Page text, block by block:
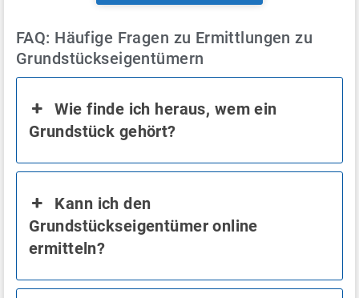
FAQ: Häufige Fragen zu Ermittlungen zu
Grundstückseigentümern
Wie finde ich heraus, wem ein
Grundstück gehört?
Kann ich den
Grundstückseigentümer online
ermitteln?